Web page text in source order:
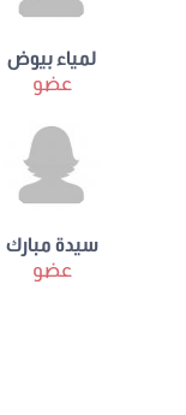
لمياء بيوض
عضو
سيدة مبارك
عضو